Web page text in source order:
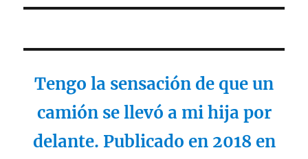
Tengo la sensación de que un
camión se llevó a mi hija por
delante. Publicado en 2018 en